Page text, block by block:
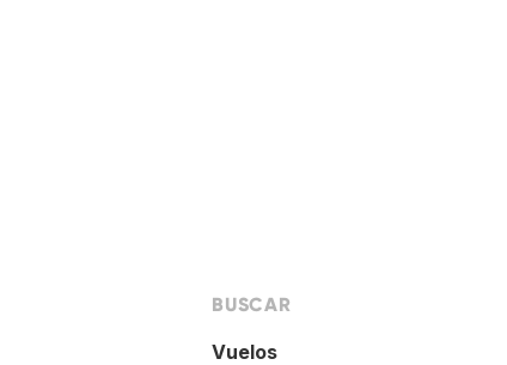
BUSCAR
Vuelos